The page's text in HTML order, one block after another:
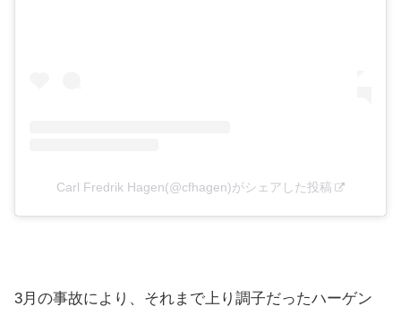
Carl Fredrik Hagen(@cfhagen)がシェアした投稿
3月の事故により、それまで上り調子だったハーゲン